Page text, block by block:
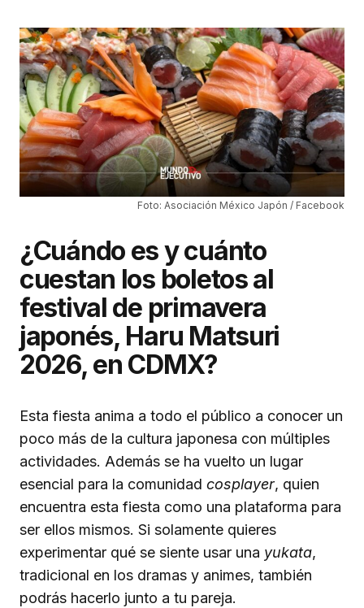
Foto: Asociación México Japón / Facebook
¿Cuándo es y cuánto
cuestan los boletos al
festival de primavera
japonés, Haru Matsuri
2026, en CDMX?
Esta fiesta anima a todo el público a conocer un
poco más de la cultura japonesa con múltiples
actividades. Además se ha vuelto un lugar
esencial para la comunidad cosplayer, quien
encuentra esta fiesta como una plataforma para
ser ellos mismos. Si solamente quieres
experimentar qué se siente usar una yukata,
tradicional en los dramas y animes, también
podrás hacerlo junto a tu pareja.